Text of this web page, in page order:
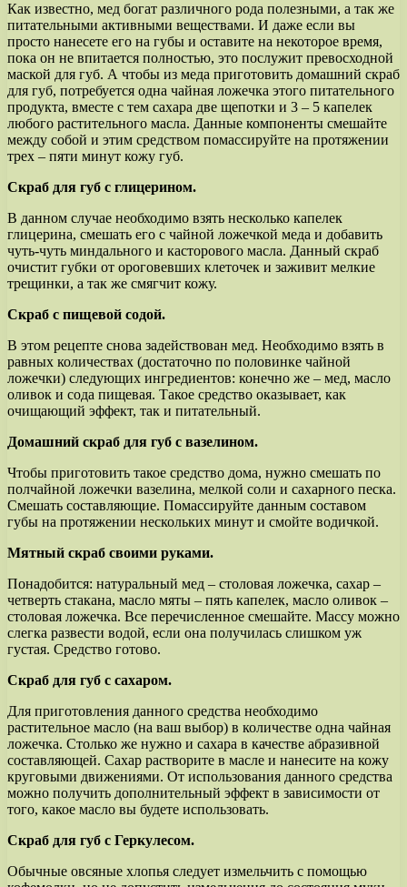
Как известно, мед богат различного рода полезными, а так же
питательными активными веществами. И даже если вы
просто нанесете его на губы и оставите на некоторое время,
пока он не впитается полностью, это послужит превосходной
маской для губ. А чтобы из меда приготовить домашний скраб
для губ, потребуется одна чайная ложечка этого питательного
продукта, вместе с тем сахара две щепотки и 3 – 5 капелек
любого растительного масла. Данные компоненты смешайте
между собой и этим средством помассируйте на протяжении
трех – пяти минут кожу губ.
Скраб для губ с глицерином.
В данном случае необходимо взять несколько капелек
глицерина, смешать его с чайной ложечкой меда и добавить
чуть-чуть миндального и касторового масла. Данный скраб
очистит губки от ороговевших клеточек и заживит мелкие
трещинки, а так же смягчит кожу.
Скраб с пищевой содой.
В этом рецепте снова задействован мед. Необходимо взять в
равных количествах (достаточно по половинке чайной
ложечки) следующих ингредиентов: конечно же – мед, масло
оливок и сода пищевая. Такое средство оказывает, как
очищающий эффект, так и питательный.
Домашний скраб для губ с вазелином.
Чтобы приготовить такое средство дома, нужно смешать по
полчайной ложечки вазелина, мелкой соли и сахарного песка.
Смешать составляющие. Помассируйте данным составом
губы на протяжении нескольких минут и смойте водичкой.
Мятный скраб своими руками.
Понадобится: натуральный мед – столовая ложечка, сахар –
четверть стакана, масло мяты – пять капелек, масло оливок –
столовая ложечка. Все перечисленное смешайте. Массу можно
слегка развести водой, если она получилась слишком уж
густая. Средство готово.
Скраб для губ с сахаром.
Для приготовления данного средства необходимо
растительное масло (на ваш выбор) в количестве одна чайная
ложечка. Столько же нужно и сахара в качестве абразивной
составляющей. Сахар растворите в масле и нанесите на кожу
круговыми движениями. От использования данного средства
можно получить дополнительный эффект в зависимости от
того, какое масло вы будете использовать.
Скраб для губ с Геркулесом.
Обычные овсяные хлопья следует измельчить с помощью